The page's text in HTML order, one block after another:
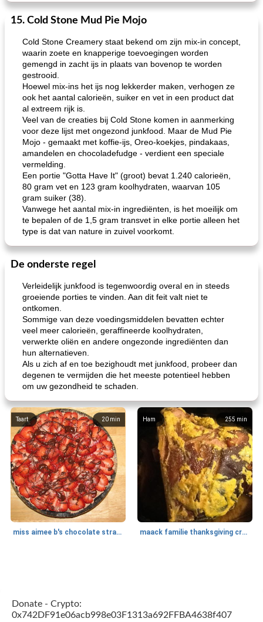
15. Cold Stone Mud Pie Mojo
Cold Stone Creamery staat bekend om zijn mix-in concept,
waarin zoete en knapperige toevoegingen worden
gemengd in zacht ijs in plaats van bovenop te worden
gestrooid.
Hoewel mix-ins het ijs nog lekkerder maken, verhogen ze
ook het aantal calorieën, suiker en vet in een product dat
al extreem rijk is.
Veel van de creaties bij Cold Stone komen in aanmerking
voor deze lijst met ongezond junkfood. Maar de Mud Pie
Mojo - gemaakt met koffie-ijs, Oreo-koekjes, pindakaas,
amandelen en chocoladefudge - verdient een speciale
vermelding.
Een portie "Gotta Have It" (groot) bevat 1.240 calorieën,
80 gram vet en 123 gram koolhydraten, waarvan 105
gram suiker (38).
Vanwege het aantal mix-in ingrediënten, is het moeilijk om
te bepalen of de 1,5 gram transvet in elke portie alleen het
type is dat van nature in zuivel voorkomt.
De onderste regel
Verleidelijk junkfood is tegenwoordig overal en in steeds
groeiende porties te vinden. Aan dit feit valt niet te
ontkomen.
Sommige van deze voedingsmiddelen bevatten echter
veel meer calorieën, geraffineerde koolhydraten,
verwerkte oliën en andere ongezonde ingrediënten dan
hun alternatieven.
Als u zich af en toe bezighoudt met junkfood, probeer dan
degenen te vermijden die het meeste potentieel hebben
om uw gezondheid te schaden.
20 min
Taart
miss aimee b's chocolate strawberry pie
255 min
Ham
maack familie thanksgiving crock pot ham
Donate - Crypto:
0x742DF91e06acb998e03F1313a692FFBA4638f407